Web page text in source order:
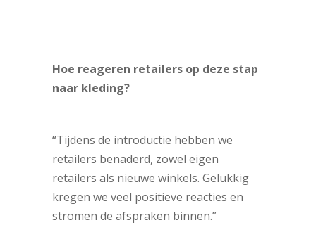
Hoe reageren retailers op deze stap
naar kleding?
“Tijdens de introductie hebben we
retailers benaderd, zowel eigen
retailers als nieuwe winkels. Gelukkig
kregen we veel positieve reacties en
stromen de afspraken binnen.”